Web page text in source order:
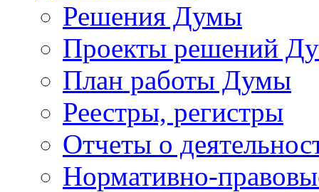
Решения Думы
Проекты решений
План работы Думы
Реестры, регистры
Отчеты о
Нормативно-